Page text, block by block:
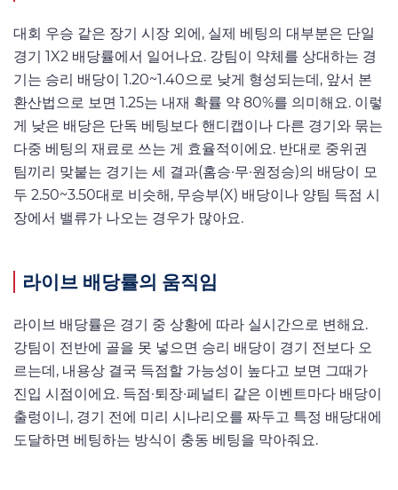
대회 우승 같은 장기 시장 외에, 실제 베팅의 대부분은 단일
경기 1X2 배당률에서 일어나요. 강팀이 약체를 상대하는 경
기는 승리 배당이 1.20~1.40으로 낮게 형성되는데, 앞서 본
환산법으로 보면 1.25는 내재 확률 약 80%를 의미해요. 이렇
게 낮은 배당은 단독 베팅보다 핸디캡이나 다른 경기와 묶는
다중 베팅의 재료로 쓰는 게 효율적이에요. 반대로 중위권
팀끼리 맞붙는 경기는 세 결과(홈승·무·원정승)의 배당이 모
두 2.50~3.50대로 비슷해, 무승부(X) 배당이나 양팀 득점 시
장에서 밸류가 나오는 경우가 많아요.
라이브 배당률의 움직임
라이브 배당률은 경기 중 상황에 따라 실시간으로 변해요.
강팀이 전반에 골을 못 넣으면 승리 배당이 경기 전보다 오
르는데, 내용상 결국 득점할 가능성이 높다고 보면 그때가
진입 시점이에요. 득점·퇴장·페널티 같은 이벤트마다 배당이
출렁이니, 경기 전에 미리 시나리오를 짜두고 특정 배당대에
도달하면 베팅하는 방식이 충동 베팅을 막아줘요.